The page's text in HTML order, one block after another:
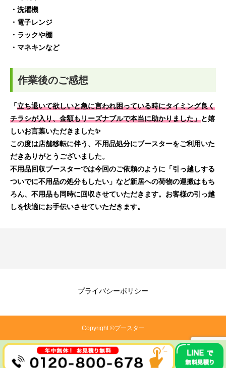
・洗濯機
・電子レンジ
・ラックや棚
・マネキンなど
作業後のご感想
「立ち退いて欲しいと急に言われ困っている時にタイミング良く
チラシが入り、金額もリーズナブルで本当に助かりました」と嬉
しいお言葉いただきました✨
この度は店舗移転に伴う、不用品処分にブースターをご利用いた
だきありがとうございました。
不用品回収ブースターでは今回のご依頼のように「引っ越しする
ついでに不用品の処分もしたい」など新居への荷物の運搬はもち
ろん、不用品も同時に回収させていただきます。お客様の引っ越
しを快適にお手伝いさせていただきます。
プライバシーポリシー
Copyright ©ブースター